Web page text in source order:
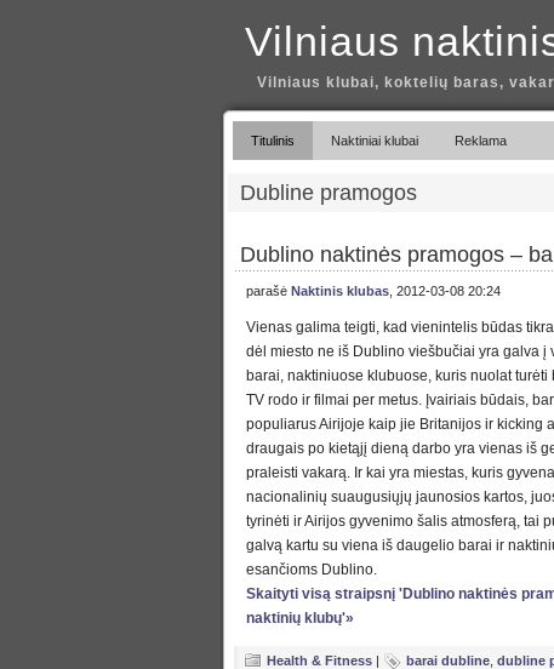
Vilniaus
Vilniaus klubai, koktelių baras,
Titulinis Naktiniai klubai Reklama
Dubline pramogos
Dublino naktinės pramogos –
parašė Naktinis klubas , 2012-03-08 20:24
Vienas galima teigti, kad vienintelis būdas
dėl miesto ne iš Dublino viešbučiai yra galva į
barai, naktiniuose klubuose, kuris nuolat turėti
TV rodo ir filmai per metus. Įvairiais būdais,
populiarus Airijoje kaip jie Britanijos ir kicking
draugais po kietąjį dieną darbo yra vienas iš
praleisti vakarą. Ir kai yra miestas, kuris
nacionalinių suaugusiųjų jaunosios kartos,
tyrinėti ir Airijos gyvenimo šalis atmosferą, tai
galvą kartu su viena iš daugelio barai ir
esančioms Dublino.
Skaityti visą straipsnį 'Dublino naktinės
naktinių klubų'»
Health & Fitness | barai dubline dubline